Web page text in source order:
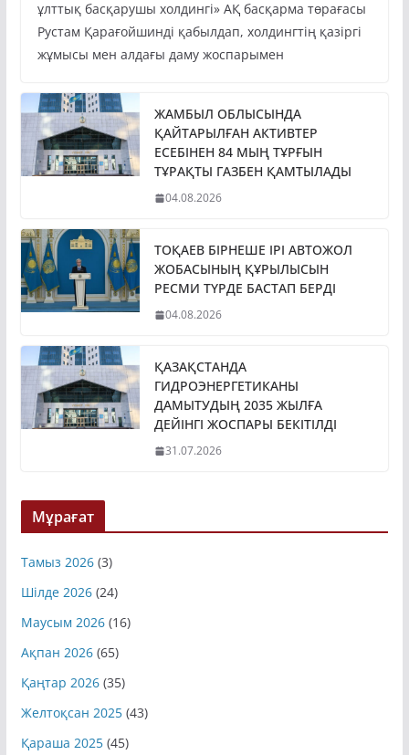
ұлттық басқарушы холдингі» АҚ басқарма төрағасы
Рустам Қарағойшинді қабылдап, холдингтің қазіргі
жұмысы мен алдағы даму жоспарымен
ЖАМБЫЛ ОБЛЫСЫНДА
ҚАЙТАРЫЛҒАН АКТИВТЕР
ЕСЕБІНЕН 84 МЫҢ ТҰРҒЫН
ТҰРАҚТЫ ГАЗБЕН ҚАМТЫЛАДЫ
04.08.2026
ТОҚАЕВ БІРНЕШЕ ІРІ АВТОЖОЛ
ЖОБАСЫНЫҢ ҚҰРЫЛЫСЫН
РЕСМИ ТҮРДЕ БАСТАП БЕРДІ
04.08.2026
ҚАЗАҚСТАНДА
ГИДРОЭНЕРГЕТИКАНЫ
ДАМЫТУДЫҢ 2035 ЖЫЛҒА
ДЕЙІНГІ ЖОСПАРЫ БЕКІТІЛДІ
31.07.2026
Мұрағат
Тамыз 2026(3)
Шілде 2026(24)
Маусым 2026(16)
Ақпан 2026(65)
Қаңтар 2026(35)
Желтоқсан 2025(43)
Қараша 2025(45)